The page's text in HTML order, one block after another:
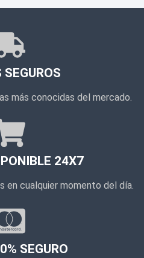
SEGUROS
más conocidas del mercado.
24X7
en cualquier momento del día.
SEGURO